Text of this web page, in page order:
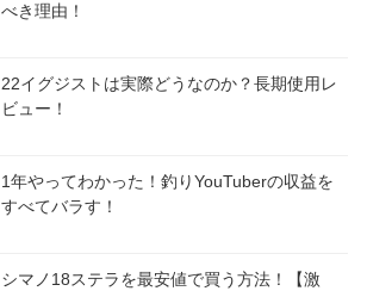
べき理由！
22イグジストは実際どうなのか？長期使用レ
ビュー！
1年やってわかった！釣りYouTuberの収益を
すべてバラす！
シマノ18ステラを最安値で買う方法！【激